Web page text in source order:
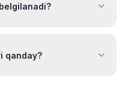
qanday?